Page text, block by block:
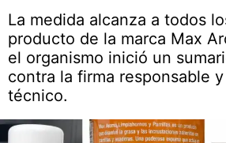
La medida alcanza a todos
producto de la marca Max
el organismo inició un
contra la firma responsable
técnico.